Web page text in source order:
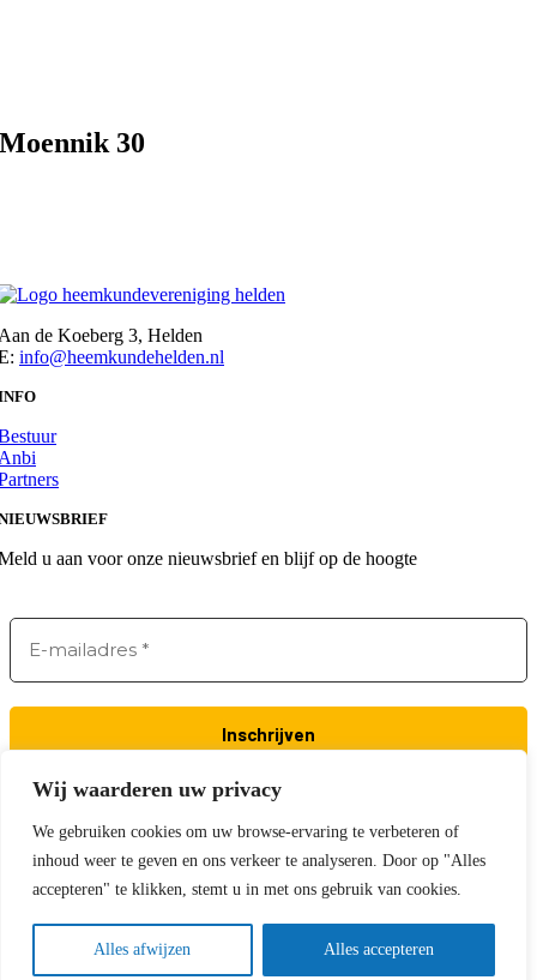
Wij waarderen uw privacy
We gebruiken cookies om uw browse-ervaring te verbeteren of
inhoud weer te geven en ons verkeer te analyseren. Door op "Alles
accepteren" te klikken, stemt u in met ons gebruik van cookies.
Alles afwijzen Alles accepteren
Moennik 30
de Koeberg 3, Helden
info@heemkundehelden.nl
u aan voor onze nieuwsbrief en blijf op de hoogte
© 2025 • Heemkunde Helden • Remmedia Webontwerp
Page load link
Go to Top